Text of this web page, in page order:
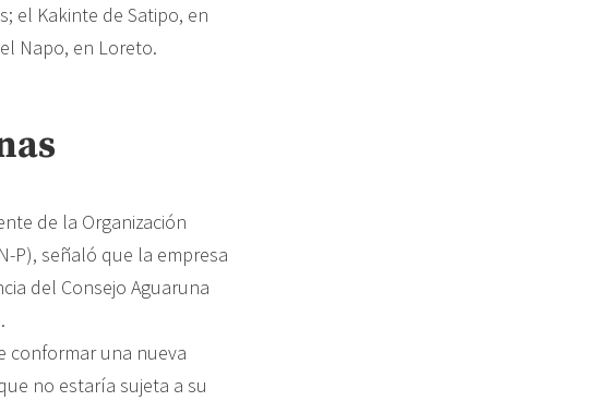
el Kakinte de Satipo, en
Napo, en Loreto.
de la Organización
P), señaló que la empresa
del Consejo Aguaruna
conformar una nueva
no estaría sujeta a su